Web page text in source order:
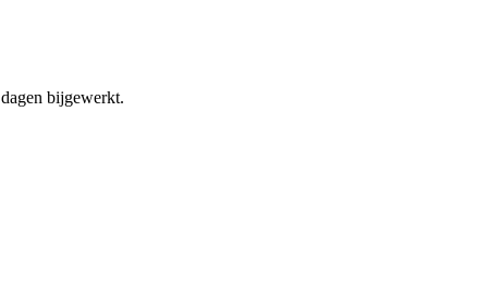
bijgewerkt.